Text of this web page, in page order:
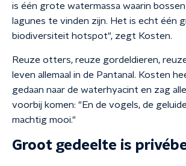
is één grote watermassa waarin
lagunes te vinden zijn. Het is echt één
biodiversiteit hotspot", zegt Kosten.
Reuze otters, reuze gordeldieren,
leven allemaal in de Pantanal. Kosten
gedaan naar de waterhyacint en zag
voorbij komen: "En de vogels, de
machtig mooi."
Groot gedeelte is